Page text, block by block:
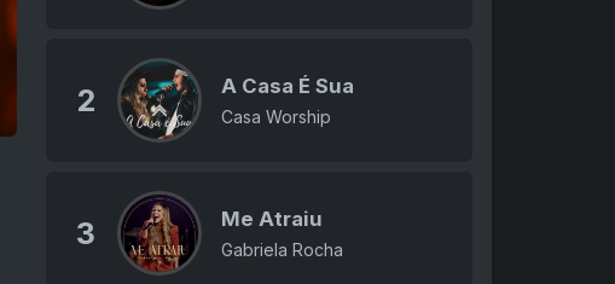
2 A Casa É Sua
Casa Worship
3 Me Atraiu
Gabriela Rocha